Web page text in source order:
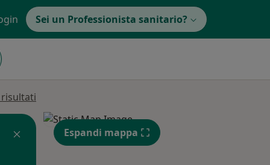
Sei un Professionista sanitario?
Espandi mappa